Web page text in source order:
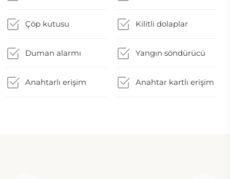
Çöp kutusu Kilitli dolaplar
Duman alarmı Yangın söndürücü
Anahtarlı erişim Anahtar kartlı erişim